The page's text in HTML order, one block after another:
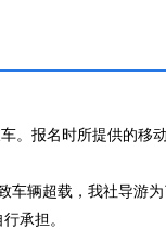
。报名时所提供的移
车辆超载，我社导游
承担。